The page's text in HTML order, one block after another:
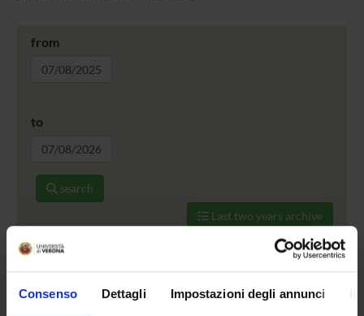
Consenso Dettagli Impostazioni degli annunci
from
to
search
Last two years archive